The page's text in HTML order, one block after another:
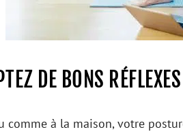
DE BONS
comme à la maison, votre